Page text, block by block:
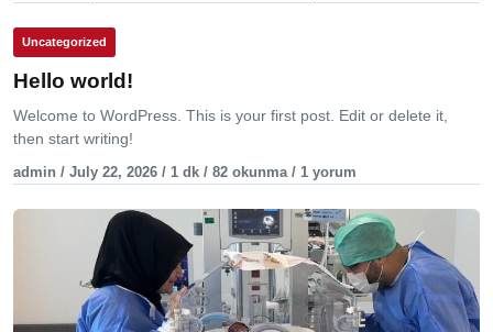
Uncategorized
Hello world!
Welcome to WordPress. This is your first post. Edit or delete it,
then start writing!
admin / July 22, 2026 / 1 dk / 82 okunma / 1 yorum